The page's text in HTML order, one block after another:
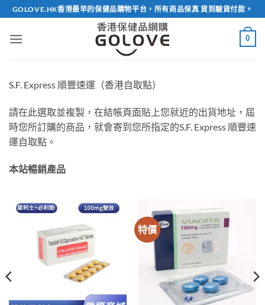
Skip
to
content
GOLOVE.HK香港最早的保健品購物平台，所有商品保真 貨到驗貨付款。
0
S.F. Express 順豐速運（香港自取點）
請在此選取並複製，在結帳頁面貼上您就近的出貨地址，屆
時您所訂購的商品，就會寄到您所指定的S.F. Express 順豐速
運自取點。
本站暢銷產品
特價